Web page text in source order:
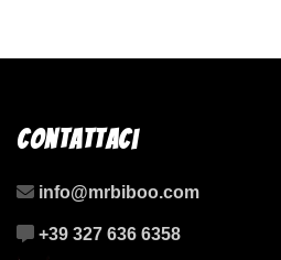
Contattaci
info@mrbiboo.com
+39 327 636 6358